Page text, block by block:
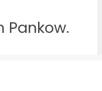
Pankow.